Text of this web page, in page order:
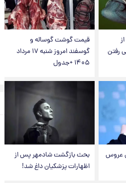
رفتن
قیمت گوشت گوساله و
گوسفند امروز شنبه ۱۷ مرداد
۱۴۰۵ +جدول
عروس
بحث بازگشت شادمهر پس از
اظهارات پزشکیان داغ شد!